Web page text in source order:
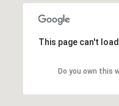
This page can't
Do you own this